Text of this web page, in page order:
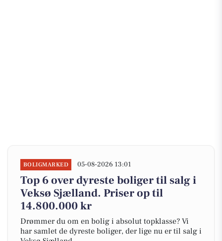
BOLIGMARKED 05-08-2026 13:01
Top 6 over dyreste boliger til salg i
Veksø Sjælland. Priser op til
14.800.000 kr
Drømmer du om en bolig i absolut topklasse? Vi
har samlet de dyreste boliger, der lige nu er til salg i